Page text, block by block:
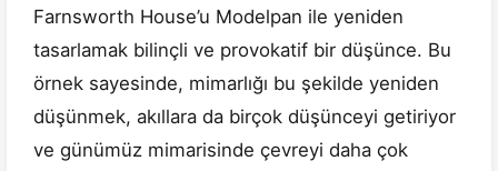
Farnsworth House’u Modelpan ile yeniden
tasarlamak bilinçli ve provokatif bir düşünce. Bu
örnek sayesinde, mimarlığı bu şekilde yeniden
düşünmek, akıllara da birçok düşünceyi getiriyor
ve günümüz mimarisinde çevreyi daha çok